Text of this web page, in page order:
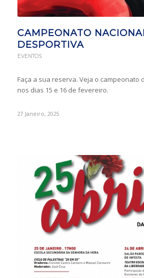
CAMPEONATO
DESPORTIVA
EVENTOS
Faça a sua reserva. Veja o campeonato
nos dias 15 e 16 de fevereiro.
27 Janeiro, 2025